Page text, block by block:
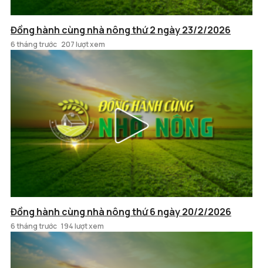
Đồng hành cùng nhà nông thứ 2 ngày 23/2/2026
6 tháng trước 207 lượt xem
Đồng hành cùng nhà nông thứ 6 ngày 20/2/2026
6 tháng trước 194 lượt xem